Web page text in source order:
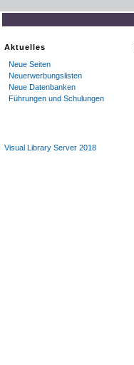
Aktuelles
Neue Seiten
Neuerwerbungslisten
Neue Datenbanken
Führungen und Schulungen
Visual Library Server 2018